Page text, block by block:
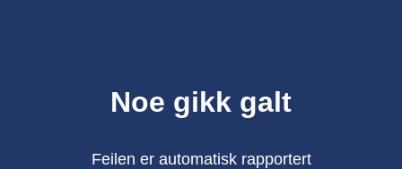
Noe gikk galt
Feilen er automatisk rapportert